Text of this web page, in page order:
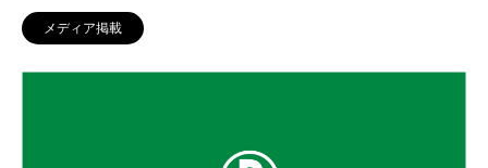
メディア掲載